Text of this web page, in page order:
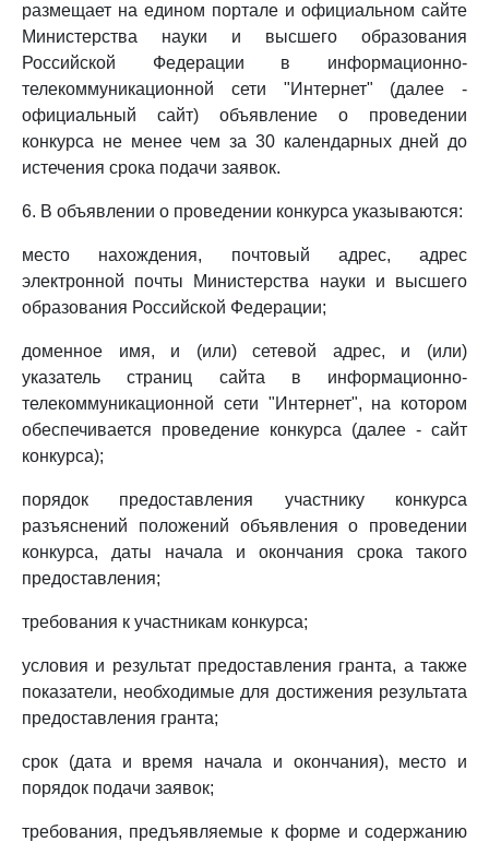
размещает на едином портале и официальном сайте
Министерства науки и высшего образования
Российской Федерации в информационно-
телекоммуникационной сети "Интернет" (далее -
официальный сайт) объявление о проведении
конкурса не менее чем за 30 календарных дней до
истечения срока подачи заявок.
6. В объявлении о проведении конкурса указываются:
место нахождения, почтовый адрес, адрес
электронной почты Министерства науки и высшего
образования Российской Федерации;
доменное имя, и (или) сетевой адрес, и (или)
указатель страниц сайта в информационно-
телекоммуникационной сети "Интернет", на котором
обеспечивается проведение конкурса (далее - сайт
конкурса);
порядок предоставления участнику конкурса
разъяснений положений объявления о проведении
конкурса, даты начала и окончания срока такого
предоставления;
требования к участникам конкурса;
условия и результат предоставления гранта, а также
показатели, необходимые для достижения результата
предоставления гранта;
срок (дата и время начала и окончания), место и
порядок подачи заявок;
требования, предъявляемые к форме и содержанию